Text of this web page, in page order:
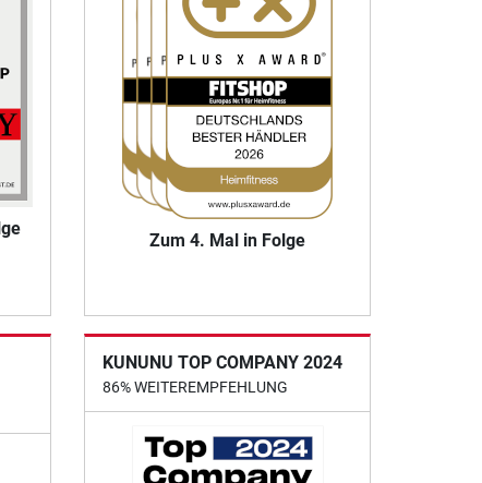
Zum 4. Mal in Folge
KUNUNU TOP COMPANY 2024
86% WEITEREMPFEHLUNG